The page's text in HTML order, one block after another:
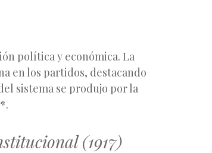
política y económica. La
en los partidos, destacando
sistema se produjo por la
(1917)